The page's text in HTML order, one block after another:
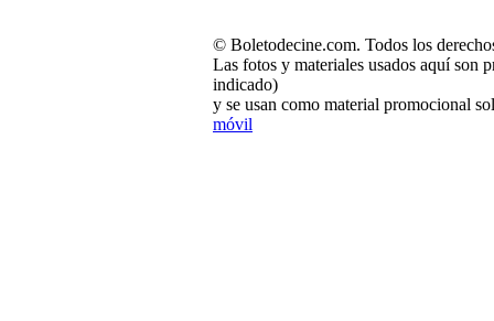
© Boletodecine.com. Todos los
Las fotos y materiales usados aquí son
indicado)
y se usan como material promocional
móvil